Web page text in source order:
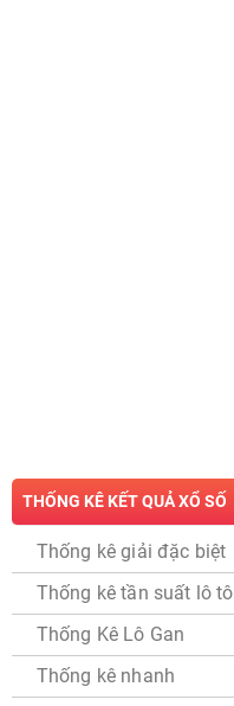
THỐNG KÊ KẾT QUẢ XỔ SỐ
Thống kê giải đặc biệt
Thống kê tần suất lô tô
Thống Kê Lô Gan
Thống kê nhanh